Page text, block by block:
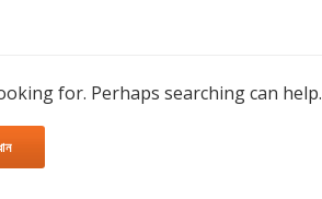
for. Perhaps searching can help.